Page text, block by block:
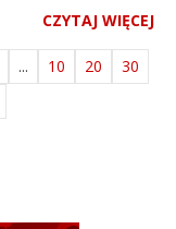
CZYTAJ WIĘCEJ
... 10 20
30